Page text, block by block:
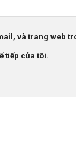
và trang web
tiếp của tôi.